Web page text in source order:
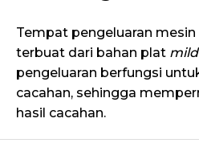
Tempat pengeluaran
terbuat dari bahan plat
pengeluaran berfungsi
cacahan, sehingga
hasil cacahan.